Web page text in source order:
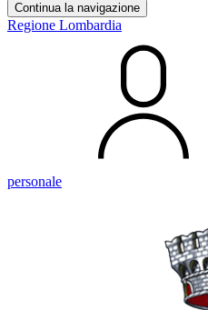
Continua la navigazione
Regione Lombardia
personale